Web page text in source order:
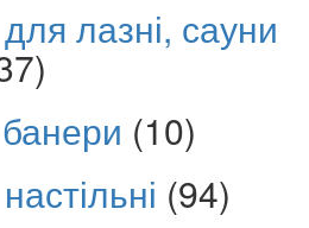
лазні, сауни
(10)
(94)